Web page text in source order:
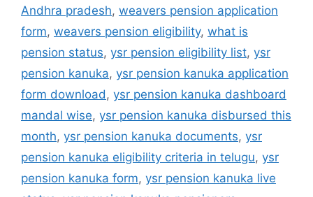
Andhra pradesh, weavers pension application
form, weavers pension eligibility, what is
pension status, ysr pension eligibility list, ysr
pension kanuka, ysr pension kanuka application
form download, ysr pension kanuka dashboard
mandal wise, ysr pension kanuka disbursed this
month, ysr pension kanuka documents, ysr
pension kanuka eligibility criteria in telugu, ysr
pension kanuka form, ysr pension kanuka live